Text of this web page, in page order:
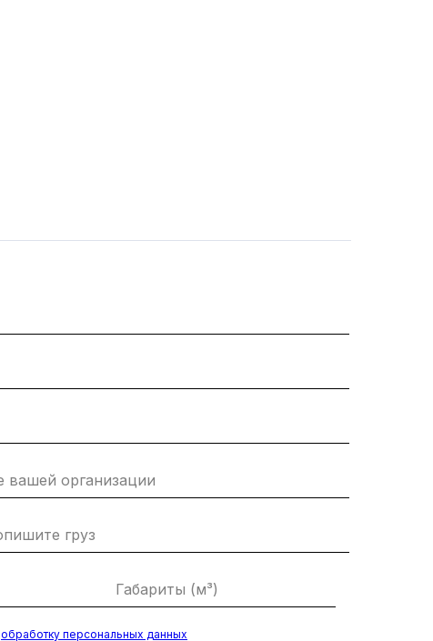
обработку персональных данных